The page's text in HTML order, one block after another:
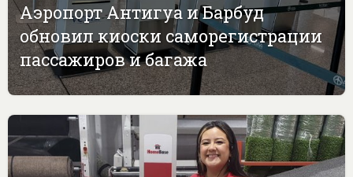
Аэропорт Антигуа и Барбуд
обновил киоски саморегистрации
пассажиров и багажа